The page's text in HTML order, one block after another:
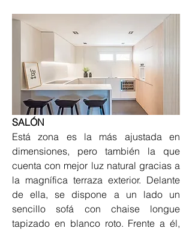
SALÓN
Está zona es la más ajustada en
dimensiones, pero también la que
cuenta con mejor luz natural gracias a
la magnífica terraza exterior. Delante
de ella, se dispone a un lado un
sencillo sofá con chaise longue
tapizado en blanco roto. Frente a él,